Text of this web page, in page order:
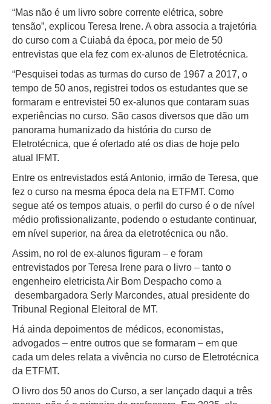
“Mas não é um livro sobre corrente elétrica, sobre
tensão”, explicou Teresa Irene. A obra associa a trajetória
do curso com a Cuiabá da época, por meio de 50
entrevistas que ela fez com ex-alunos de Eletrotécnica.
“Pesquisei todas as turmas do curso de 1967 a 2017, o
tempo de 50 anos, registrei todos os estudantes que se
formaram e entrevistei 50 ex-alunos que contaram suas
experiências no curso. São casos diversos que dão um
panorama humanizado da história do curso de
Eletrotécnica, que é ofertado até os dias de hoje pelo
atual IFMT.
Entre os entrevistados está Antonio, irmão de Teresa, que
fez o curso na mesma época dela na ETFMT. Como
segue até os tempos atuais, o perfil do curso é o de nível
médio profissionalizante, podendo o estudante continuar,
em nível superior, na área da eletrotécnica ou não.
Assim, no rol de ex-alunos figuram – e foram
entrevistados por Teresa Irene para o livro – tanto o
engenheiro eletricista Air Bom Despacho como a
desembargadora Serly Marcondes, atual presidente do
Tribunal Regional Eleitoral de MT.
Há ainda depoimentos de médicos, economistas,
advogados – entre outros que se formaram – em que
cada um deles relata a vivência no curso de Eletrotécnica
da ETFMT.
O livro dos 50 anos do Curso, a ser lançado daqui a três